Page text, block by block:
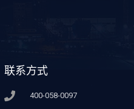
联系方式
400-058-0097